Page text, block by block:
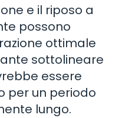
e il riposo a
possono
ottimale
sottolineare
essere
per un periodo
lungo.